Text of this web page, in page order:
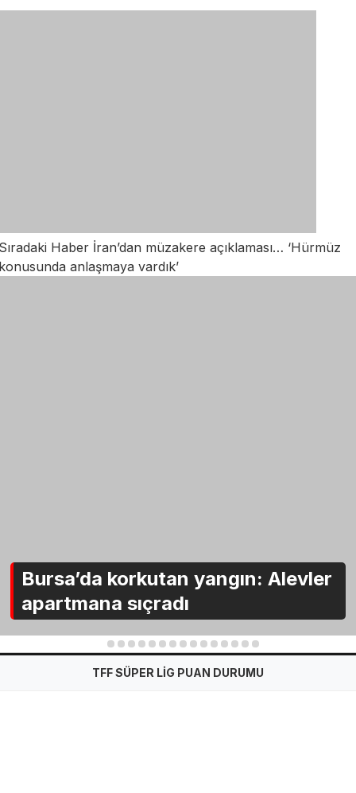
Haber İran’dan müzakere açıklaması… ‘Hürmüz
anlaşmaya vardık’
Bursa’da korkutan yangın: Alevler
apartmana sıçradı
2 3 4 5 6 7 8 9 10 11 12 13 14 15
TFF SÜPER LİG PUAN DURUMU